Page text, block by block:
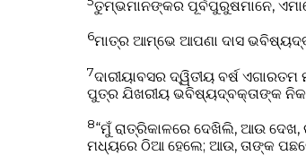
ତୁମ୍ଭମାନଙ୍କର ପୂର୍ବପୁରୁଷମାନେ,
6ମାତ୍ର ଆମ୍ଭେ ଆପଣା ଦାସ
7ଦାରୀୟାବସର ଦ୍ୱିତୀୟ ବର୍ଷ
ପୁତ୍ର ଯିଖରୀୟ ଭବିଷ୍ୟଦ୍‍ବକ୍ତାଙ୍କ
8“ମୁଁ ରାତ୍ରିକାଳରେ ଦେଖିଲି, ଆଉ
ମଧ୍ୟରେ ଠିଆ ହେଲେ; ଆଉ, ତାଙ୍କ